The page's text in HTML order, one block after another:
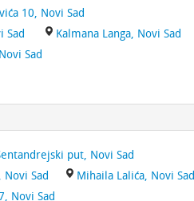
10, Novi Sad
Sad
Kalmana Langa, Novi Sad
Sad
put, Novi Sad
Sad
Mihaila Lalića, Novi Sad
Novi Sad